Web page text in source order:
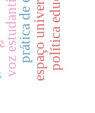
voz estudantil